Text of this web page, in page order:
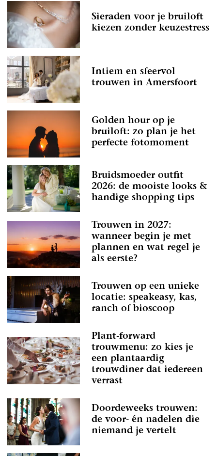
Sieraden voor je bruiloft
kiezen zonder keuzestress
Intiem en sfeervol
trouwen in Amersfoort
Golden hour op je
bruiloft: zo plan je het
perfecte fotomoment
Bruidsmoeder outfit
2026: de mooiste looks &
handige shopping tips
Trouwen in 2027:
wanneer begin je met
plannen en wat regel je
als eerste?
Trouwen op een unieke
locatie: speakeasy, kas,
ranch of bioscoop
Plant-forward
trouwmenu: zo kies je
een plantaardig
trouwdiner dat iedereen
verrast
Doordeweeks trouwen:
de voor- én nadelen die
niemand je vertelt